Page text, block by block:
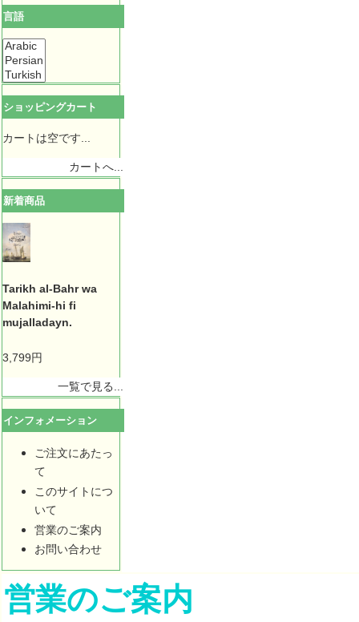
言語
ショッピングカート
カートは空です...
カートへ...
新着商品
Tarikh al-Bahr wa
Malahimi-hi fi
mujalladayn.
3,799円
一覧で見る...
インフォメーション
ご注文にあたっ
て
このサイトにつ
いて
営業のご案内
お問い合わせ
営業のご案内